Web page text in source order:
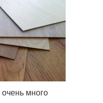
много